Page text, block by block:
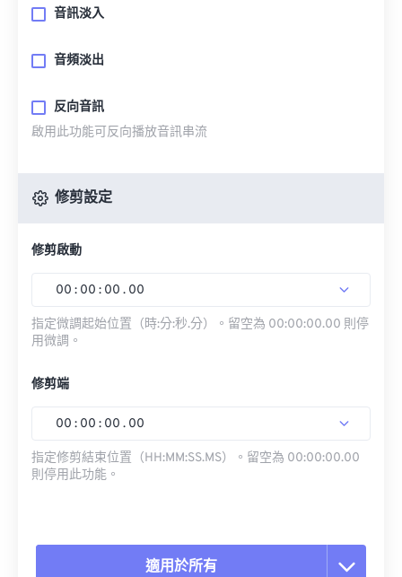
音訊淡入
音頻淡出
反向音訊
啟用此功能可反向播放音訊串流
修剪設定
修剪啟動
00 : 00 : 00 . 00
指定微調起始位置（時:分:秒.分）。留空為 00:00:00.00 則停
用微調。
修剪端
00 : 00 : 00 . 00
指定修剪結束位置（HH:MM:SS.MS）。留空為 00:00:00.00
則停用此功能。
適用於所有